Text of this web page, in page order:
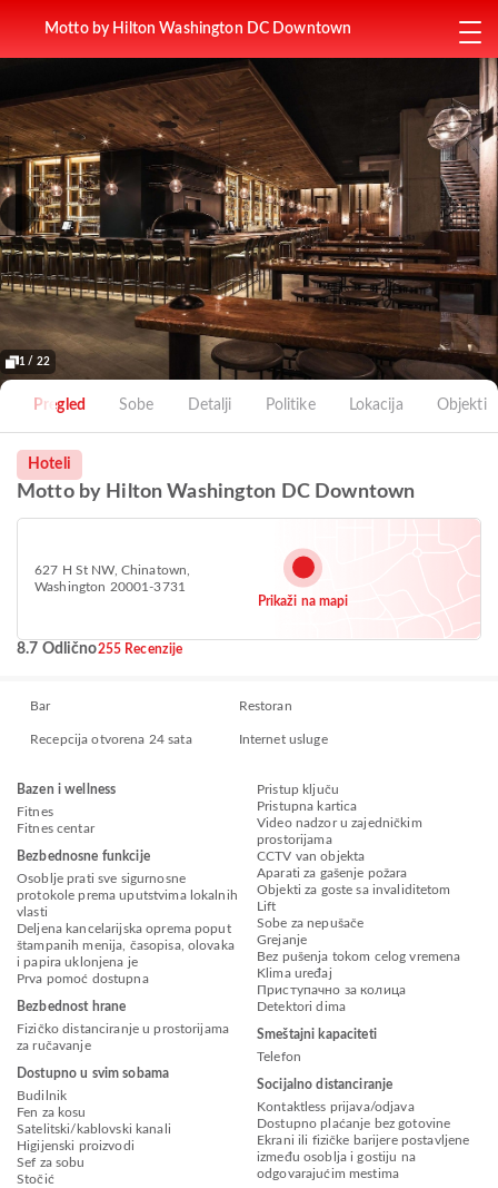
Motto by Hilton Washington DC Downtown
1 / 22
Pregled Sobe Detalji Politike Lokacija Objekti
Hoteli
Motto by Hilton Washington DC Downtown
627 H St NW, Chinatown,
Washington 20001-3731
Prikaži na mapi
8.7 Odlično255 Recenzije
Bar Restoran
Recepcija otvorena 24 sata Internet usluge
Bazen i wellness
Fitnes
Fitnes centar
Bezbednosne funkcije
Osoblje prati sve sigurnosne
protokole prema uputstvima lokalnih
vlasti
Deljena kancelarijska oprema poput
štampanih menija, časopisa, olovaka
i papira uklonjena je
Prva pomoć dostupna
Bezbednost hrane
Fizičko distanciranje u prostorijama
za ručavanje
Dostupno u svim sobama
Budilnik
Fen za kosu
Satelitski/kablovski kanali
Higijenski proizvodi
Sef za sobu
Stočić
Pristup ključu
Pristupna kartica
Video nadzor u zajedničkim
prostorijama
CCTV van objekta
Aparati za gašenje požara
Objekti za goste sa invaliditetom
Lift
Sobe za nepušače
Grejanje
Bez pušenja tokom celog vremena
Klima uređaj
Приступачно за колица
Detektori dima
Smeštajni kapaciteti
Telefon
Socijalno distanciranje
Kontaktless prijava/odjava
Dostupno plaćanje bez gotovine
Ekrani ili fizičke barijere postavljene
između osoblja i gostiju na
odgovarajućim mestima